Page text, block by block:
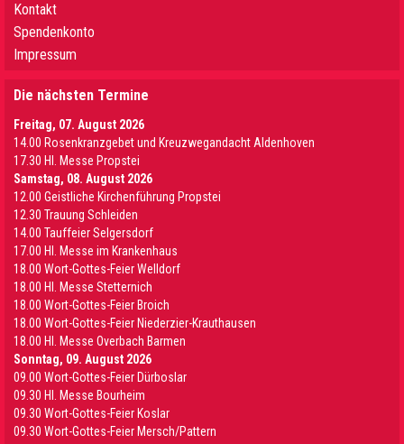
Kontakt
Spendenkonto
Impressum
Die nächsten Termine
Freitag, 07. August 2026
14.00 Rosenkranzgebet und Kreuzwegandacht Aldenhoven
17.30 Hl. Messe Propstei
Samstag, 08. August 2026
12.00 Geistliche Kirchenführung Propstei
12.30 Trauung Schleiden
14.00 Tauffeier Selgersdorf
17.00 Hl. Messe im Krankenhaus
18.00 Wort-Gottes-Feier Welldorf
18.00 Hl. Messe Stetternich
18.00 Wort-Gottes-Feier Broich
18.00 Wort-Gottes-Feier Niederzier-Krauthausen
18.00 Hl. Messe Overbach Barmen
Sonntag, 09. August 2026
09.00 Wort-Gottes-Feier Dürboslar
09.30 HI. Messe Bourheim
09.30 Wort-Gottes-Feier Koslar
09.30 Wort-Gottes-Feier Mersch/Pattern